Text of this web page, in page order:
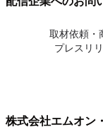
取材依頼・
プレスリ
株式会社エムオン